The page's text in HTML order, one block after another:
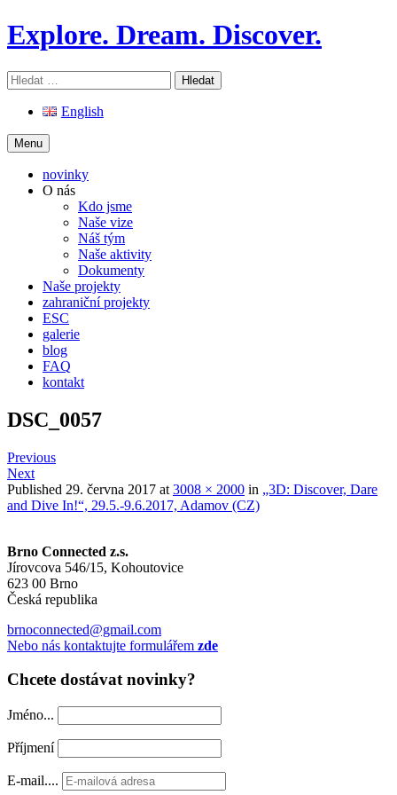
Skip
to
Explore. Dream. Discover.
Vyhledávání
English
Menu
novinky
O nás
Kdo jsme
Naše vize
Náš tým
Naše aktivity
Dokumenty
Naše projekty
zahraniční projekty
ESC
galerie
blog
FAQ
kontakt
DSC_0057
Previous
Next
Published 29. června 2017 at 3008 × 2000 in „3D: Discover, Dare
and Dive In!“, 29.5.-9.6.2017, Adamov (CZ)
Brno Connected z.s.
Jírovcova 546/15, Kohoutovice
623 00 Brno
Česká republika
brnoconnected@gmail.com
Nebo nás kontaktujte formulářem zde
Chcete dostávat novinky?
Jméno...
Příjmení
E-mail....